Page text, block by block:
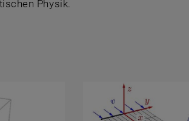
Physik.